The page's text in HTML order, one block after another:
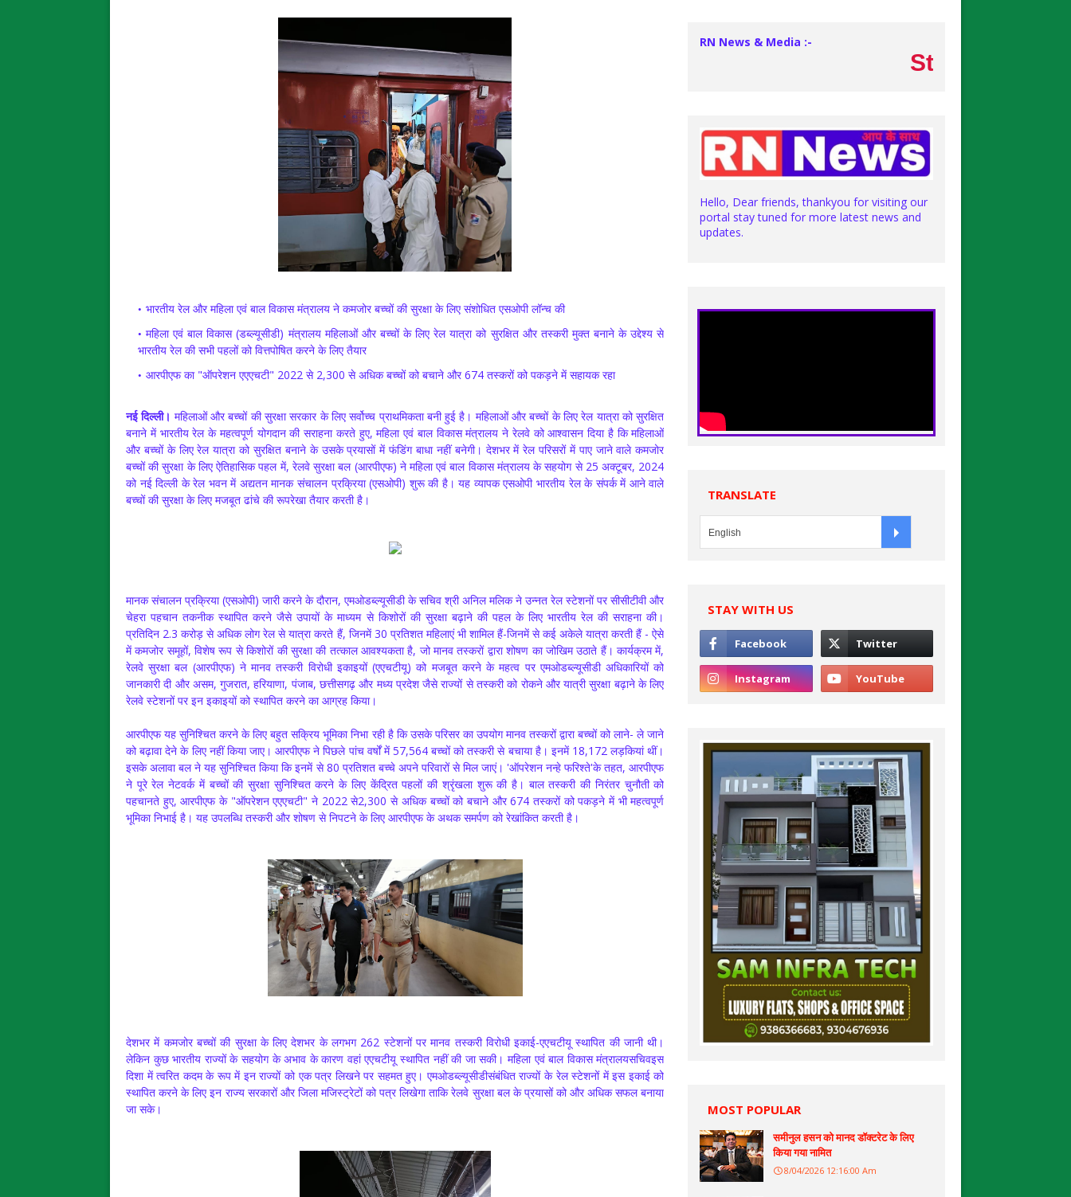
भारतीय रेल और महिला एवं बाल विकास मंत्रालय ने कमजोर बच्चों की सुरक्षा के लिए संशोधित एसओपी लॉन्च की
महिला एवं बाल विकास (डब्ल्यूसीडी) मंत्रालय महिलाओं और बच्चों के लिए रेल यात्रा को सुरक्षित और तस्करी मुक्त बनाने के उद्देश्य से
भारतीय रेल की सभी पहलों को वित्तपोषित करने के लिए तैयार
आरपीएफ का "ऑपरेशन एएएचटी" 2022 से 2,300 से अधिक बच्चों को बचाने और 674 तस्करों को पकड़ने में सहायक रहा
नई दिल्ली। महिलाओं और बच्चों की सुरक्षा सरकार के लिए सर्वोच्च प्राथमिकता बनी हुई है। महिलाओं और बच्चों के लिए रेल यात्रा को सुरक्षित
बनाने में भारतीय रेल के महत्वपूर्ण योगदान की सराहना करते हुए, महिला एवं बाल विकास मंत्रालय ने रेलवे को आश्वासन दिया है कि महिलाओं
और बच्चों के लिए रेल यात्रा को सुरक्षित बनाने के उसके प्रयासों में फंडिंग बाधा नहीं बनेगी। देशभर में रेल परिसरों में पाए जाने वाले कमजोर
बच्चों की सुरक्षा के लिए ऐतिहासिक पहल में, रेलवे सुरक्षा बल (आरपीएफ) ने महिला एवं बाल विकास मंत्रालय के सहयोग से 25 अक्टूबर, 2024
को नई दिल्ली के रेल भवन में अद्यतन मानक संचालन प्रक्रिया (एसओपी) शुरू की है। यह व्यापक एसओपी भारतीय रेल के संपर्क में आने वाले
बच्चों की सुरक्षा के लिए मजबूत ढांचे की रूपरेखा तैयार करती है।
मानक संचालन प्रक्रिया (एसओपी) जारी करने के दौरान, एमओडब्ल्यूसीडी के सचिव श्री अनिल मलिक ने उन्नत रेल स्टेशनों पर सीसीटीवी और
चेहरा पहचान तकनीक स्थापित करने जैसे उपायों के माध्यम से किशोरों की सुरक्षा बढ़ाने की पहल के लिए भारतीय रेल की सराहना की।
प्रतिदिन 2.3 करोड़ से अधिक लोग रेल से यात्रा करते हैं, जिनमें 30 प्रतिशत महिलाएं भी शामिल हैं-जिनमें से कई अकेले यात्रा करती हैं - ऐसे
में कमजोर समूहों, विशेष रूप से किशोरों की सुरक्षा की तत्काल आवश्यकता है, जो मानव तस्करों द्वारा शोषण का जोखिम उठाते हैं। कार्यक्रम में,
रेलवे सुरक्षा बल (आरपीएफ) ने मानव तस्करी विरोधी इकाइयों (एएचटीयू) को मजबूत करने के महत्व पर एमओडब्ल्यूसीडी अधिकारियों को
जानकारी दी और असम, गुजरात, हरियाणा, पंजाब, छत्तीसगढ़ और मध्य प्रदेश जैसे राज्यों से तस्करी को रोकने और यात्री सुरक्षा बढ़ाने के लिए
रेलवे स्टेशनों पर इन इकाइयों को स्थापित करने का आग्रह किया।
आरपीएफ यह सुनिश्चित करने के लिए बहुत सक्रिय भूमिका निभा रही है कि उसके परिसर का उपयोग मानव तस्करों द्वारा बच्चों को लाने- ले जाने
को बढ़ावा देने के लिए नहीं किया जाए। आरपीएफ ने पिछले पांच वर्षों में 57,564 बच्चों को तस्करी से बचाया है। इनमें 18,172 लड़कियां थीं।
इसके अलावा बल ने यह सुनिश्चित किया कि इनमें से 80 प्रतिशत बच्चे अपने परिवारों से मिल जाएं। 'ऑपरेशन नन्हे फरिश्ते'के तहत, आरपीएफ
ने पूरे रेल नेटवर्क में बच्चों की सुरक्षा सुनिश्चित करने के लिए केंद्रित पहलों की श्रृंखला शुरू की है। बाल तस्करी की निरंतर चुनौती को
पहचानते हुए, आरपीएफ के "ऑपरेशन एएएचटी" ने 2022 से2,300 से अधिक बच्चों को बचाने और 674 तस्करों को पकड़ने में भी महत्वपूर्ण
भूमिका निभाई है। यह उपलब्धि तस्करी और शोषण से निपटने के लिए आरपीएफ के अथक समर्पण को रेखांकित करती है।
देशभर में कमजोर बच्चों की सुरक्षा के लिए देशभर के लगभग 262 स्टेशनों पर मानव तस्करी विरोधी इकाई-एएचटीयू स्थापित की जानी थी।
लेकिन कुछ भारतीय राज्यों के सहयोग के अभाव के कारण वहां एएचटीयू स्थापित नहीं की जा सकी। महिला एवं बाल विकास मंत्रालयसचिवइस
दिशा में त्वरित कदम के रूप में इन राज्यों को एक पत्र लिखने पर सहमत हुए। एमओडब्ल्यूसीडीसंबंधित राज्यों के रेल स्टेशनों में इस इकाई को
स्थापित करने के लिए इन राज्य सरकारों और जिला मजिस्ट्रेटों को पत्र लिखेगा ताकि रेलवे सुरक्षा बल के प्रयासों को और अधिक सफल बनाया
जा सके।
RN News & Media :-
Stay with us for
Hello, Dear friends, thankyou for visiting our
portal stay tuned for more latest news and
updates.
TRANSLATE
STAY WITH US
MOST POPULAR
समीनुल हसन को मानद डॉक्टरेट के लिए
किया गया नामित
8/04/2026 12:16:00 Am